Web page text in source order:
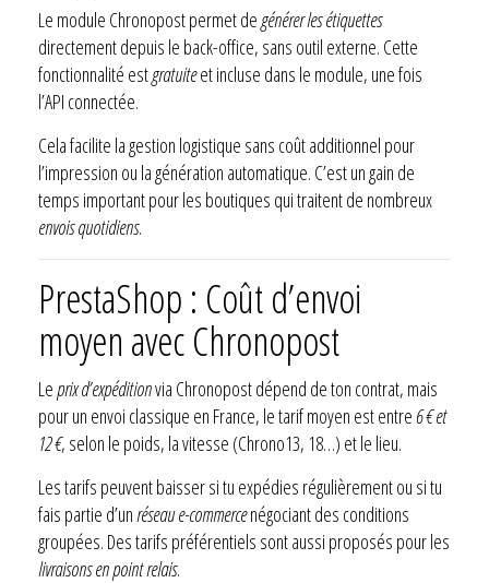
Le module Chronopost permet de générer les étiquettes
directement depuis le back-office, sans outil externe. Cette
fonctionnalité estgratuiteet incluse dans le module, une fois
l’API connectée.
Cela facilite la gestion logistique sans coût additionnel pour
l’impression ou la génération automatique. C’est un gain de
temps important pour les boutiques qui traitent de nombreux
envois quotidiens.
PrestaShop : Coût d’envoi
moyen avec Chronopost
Leprix d’expéditionvia Chronopost dépend de ton contrat, mais
pour un envoi classique en France, le tarif moyen est entre 6 € et
12 €, selon le poids, la vitesse (Chrono13, 18…) et le lieu.
Les tarifs peuvent baisser si tu expédies régulièrement ou si tu
fais partie d’un réseau e-commercenégociant des conditions
groupées. Des tarifs préférentiels sont aussi proposés pour les
livraisons en point relais.